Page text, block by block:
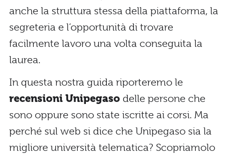
anche la struttura stessa della piattaforma, la
segreteria e l’opportunità di trovare
facilmente lavoro una volta conseguita la
laurea.
In questa nostra guida riporteremo le
recensioni Unipegaso delle persone che
sono oppure sono state iscritte ai corsi. Ma
perché sul web si dice che Unipegaso sia la
migliore università telematica? Scopriamolo